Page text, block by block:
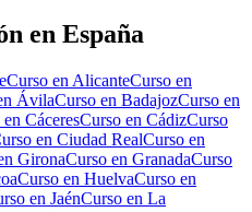
en España
Curso en AlicanteCurso en
ÁvilaCurso en BadajozCurso en
CáceresCurso en CádizCurso
en Ciudad RealCurso en
GironaCurso en GranadaCurso
Curso en HuelvaCurso en
en JaénCurso en La